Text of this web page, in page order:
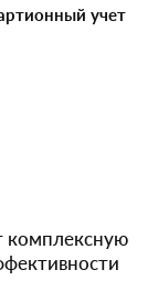
учет
комплексную